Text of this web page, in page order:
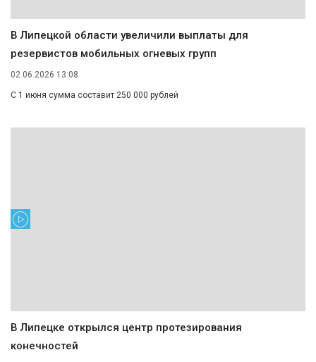
В Липецкой области увеличили выплаты для
резервистов мобильных огневых групп
02.06.2026 13:08
С 1 июня сумма составит 250 000 рублей
В Липецке открылся центр протезирования
конечностей